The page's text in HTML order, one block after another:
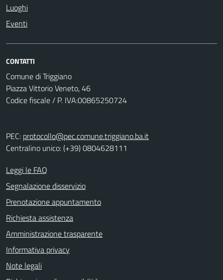
Luoghi
Eventi
CONTATTI
Comune di Triggiano
Piazza Vittorio Veneto, 46
Codice fiscale / P. IVA:00865250724
PEC: protocollo@pec.comune.triggiano.ba.it
Centralino unico: (+39) 0804628111
Leggi le FAQ
Segnalazione disservizio
Prenotazione appuntamento
Richiesta assistenza
Amministrazione trasparente
Informativa privacy
Note legali